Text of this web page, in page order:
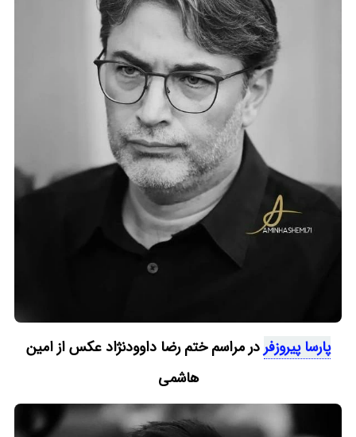
پارسا پیروزفردر مراسم ختم رضا داوودنژاد عکس از امین
هاشمی